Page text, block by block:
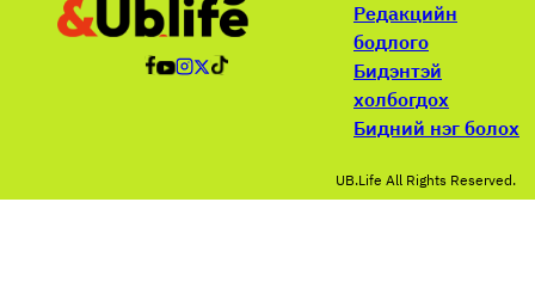
Редакцийн
бодлого
Бидэнтэй
холбогдох
Бидний нэг болох
UB.Life All Rights Reserved.